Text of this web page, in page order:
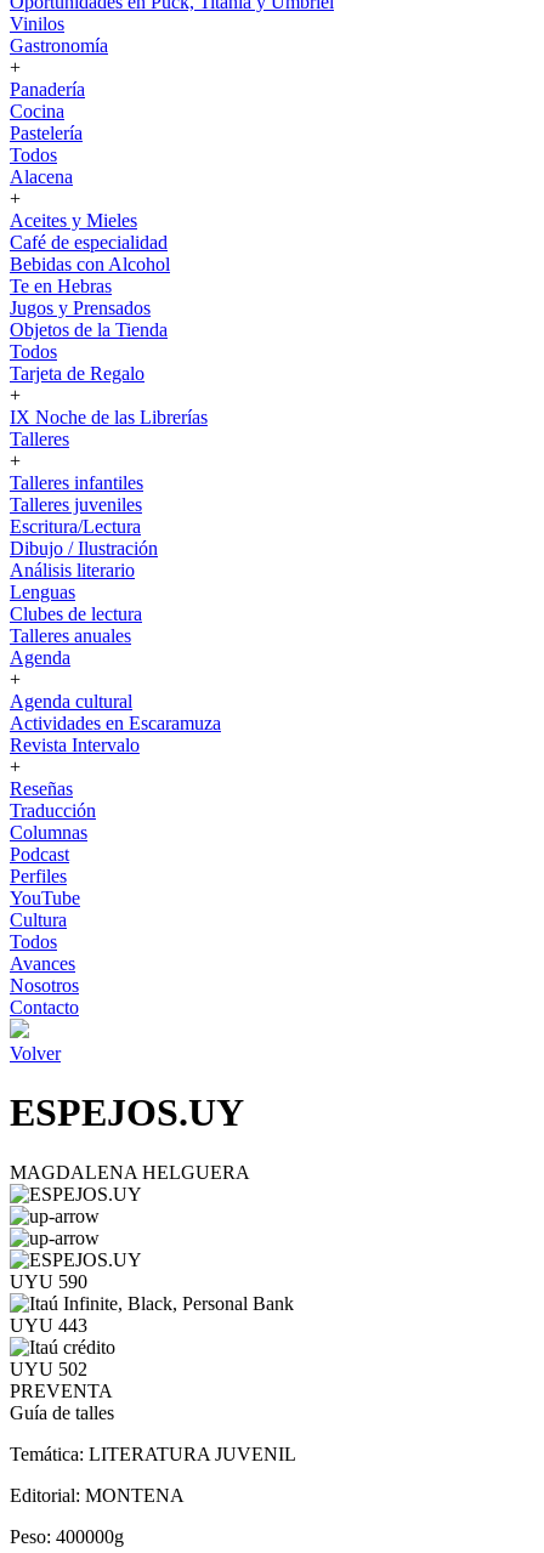
Vinilos
Gastronomía
+
Panadería
Cocina
Pastelería
Todos
Alacena
+
Aceites y Mieles
Café de especialidad
Bebidas con Alcohol
Te en Hebras
Jugos y Prensados
Objetos de la Tienda
Todos
Tarjeta de Regalo
+
IX Noche de las Librerías
Talleres
+
Talleres infantiles
Talleres juveniles
Escritura/Lectura
Dibujo / Ilustración
Análisis literario
Lenguas
Clubes de lectura
Talleres anuales
Agenda
+
Agenda cultural
Actividades en Escaramuza
Revista Intervalo
+
Reseñas
Traducción
Columnas
Podcast
Perfiles
YouTube
Cultura
Todos
Avances
Nosotros
Contacto
Volver
ESPEJOS.UY
MAGDALENA HELGUERA
UYU 590
UYU 443
UYU 502
PREVENTA
Guía de talles
Temática: LITERATURA JUVENIL
Editorial: MONTENA
Peso: 400000g